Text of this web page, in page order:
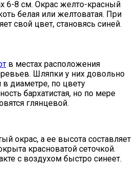
6-8 см. Окрас желто-красный
белая или желтоватая. При
свой цвет, становясь синей.
в местах расположения
Шляпки у них довольно
диаметре, по цвету
бархатистая, но по мере
глянцевой.
окрас, а ее высота составляет
красноватой сеточкой.
с воздухом быстро синеет.